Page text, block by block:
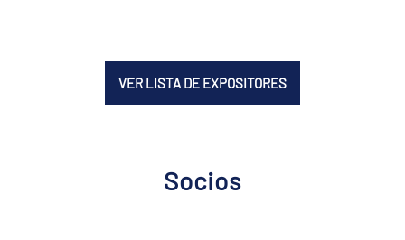
VER LISTA DE EXPOSITORES
Socios